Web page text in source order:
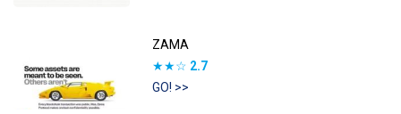
ZAMA
★★☆ 2.7
GO! >>